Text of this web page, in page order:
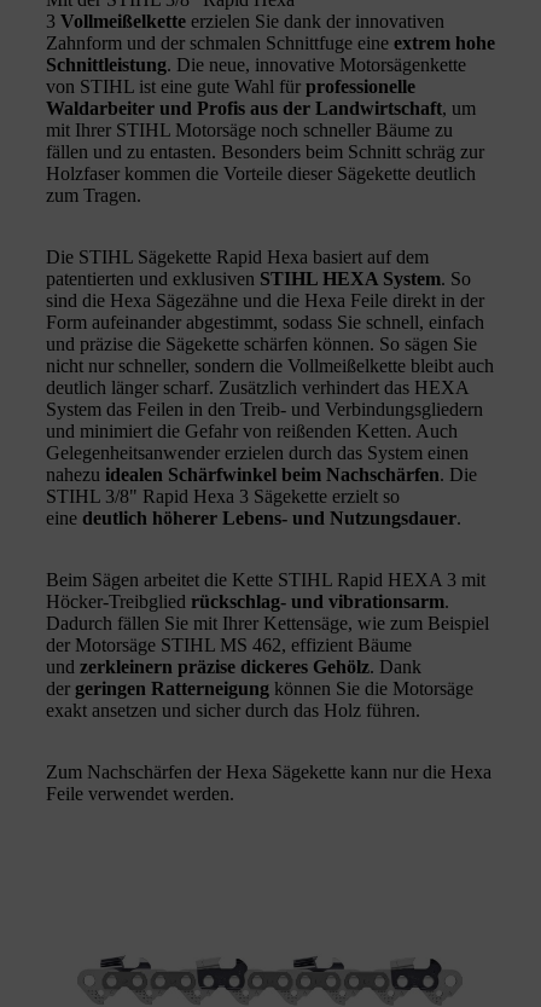
3 Vollmeißelkette erzielen Sie dank der innovativen
Zahnform und der schmalen Schnittfuge eine extrem hohe
Schnittleistung. Die neue, innovative Motorsägenkette
von STIHL ist eine gute Wahl für professionelle
Waldarbeiter und Profis aus der Landwirtschaft, um
mit Ihrer STIHL Motorsäge noch schneller Bäume zu
fällen und zu entasten. Besonders beim Schnitt schräg zur
Holzfaser kommen die Vorteile dieser Sägekette deutlich
zum Tragen.
Die STIHL Sägekette Rapid Hexa basiert auf dem
patentierten und exklusiven STIHL HEXA System. So
sind die Hexa Sägezähne und die Hexa Feile direkt in der
Form aufeinander abgestimmt, sodass Sie schnell, einfach
und präzise die Sägekette schärfen können. So sägen Sie
nicht nur schneller, sondern die Vollmeißelkette bleibt auch
deutlich länger scharf. Zusätzlich verhindert das HEXA
System das Feilen in den Treib- und Verbindungsgliedern
und minimiert die Gefahr von reißenden Ketten. Auch
Gelegenheitsanwender erzielen durch das System einen
nahezu idealen Schärfwinkel beim Nachschärfen. Die
STIHL 3/8" Rapid Hexa 3 Sägekette erzielt so
eine deutlich höherer Lebens- und Nutzungsdauer.
Beim Sägen arbeitet die Kette STIHL Rapid HEXA 3 mit
Höcker-Treibglied rückschlag- und vibrationsarm.
Dadurch fällen Sie mit Ihrer Kettensäge, wie zum Beispiel
der Motorsäge STIHL MS 462, effizient Bäume
und zerkleinern präzise dickeres Gehölz. Dank
der geringen Ratterneigung können Sie die Motorsäge
exakt ansetzen und sicher durch das Holz führen.
Zum Nachschärfen der Hexa Sägekette kann nur die Hexa
Feile verwendet werden.